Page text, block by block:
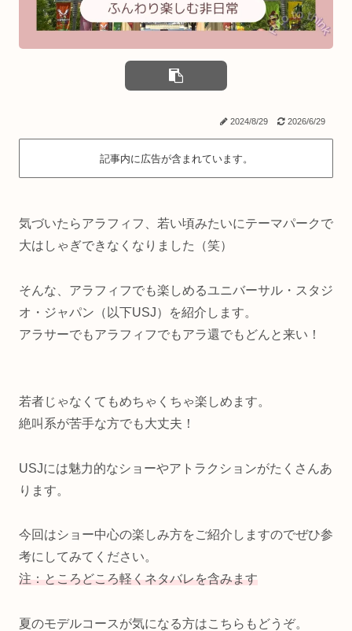
2024/8/29 2026/6/29
記事内に広告が含まれています。
気づいたらアラフィフ、若い頃みたいにテーマパークで
大はしゃぎできなくなりました（笑）
そんな、アラフィフでも楽しめるユニバーサル・スタジ
オ・ジャパン（以下USJ）を紹介します。
アラサーでもアラフィフでもアラ還でもどんと来い！
若者じゃなくてもめちゃくちゃ楽しめます。
絶叫系が苦手な方でも大丈夫！
USJには魅力的なショーやアトラクションがたくさんあ
ります。
今回はショー中心の楽しみ方をご紹介しますのでぜひ参
考にしてみてください。
注：ところどころ軽くネタバレを含みます
夏のモデルコースが気になる方はこちらもどうぞ。